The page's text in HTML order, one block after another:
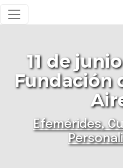
11 de
Fundación
Efemérides,